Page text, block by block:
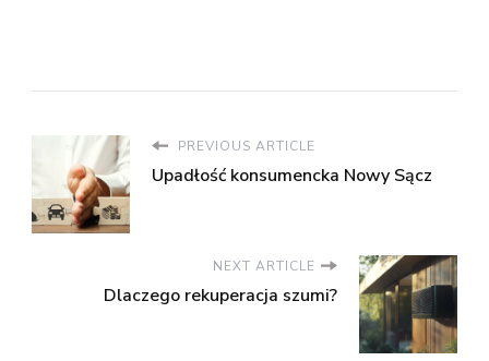
PREVIOUS ARTICLE
Upadłość konsumencka Nowy Sącz
NEXT ARTICLE
Dlaczego rekuperacja szumi?